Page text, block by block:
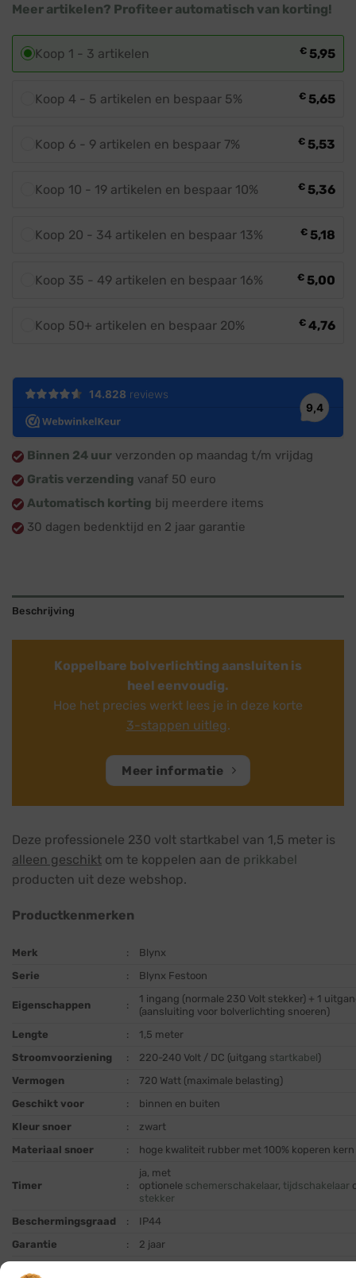
Meer artikelen? Profiteer automatisch van korting!
Koop 1 - 3 artikelen € 5,95
Koop 4 - 5 artikelen en bespaar 5% € 5,65
Koop 6 - 9 artikelen en bespaar 7% € 5,53
Koop 10 - 19 artikelen en bespaar 10% € 5,36
Koop 20 - 34 artikelen en bespaar 13% € 5,18
Koop 35 - 49 artikelen en bespaar 16% € 5,00
Koop 50+ artikelen en bespaar 20% € 4,76
Binnen 24 uur verzonden op maandag t/m vrijdag
Gratis verzending vanaf 50 euro
Automatisch korting bij meerdere items
30 dagen bedenktijd en 2 jaar garantie
Beschrijving
Koppelbare bolverlichting aansluiten is
heel eenvoudig.
Hoe het precies werkt lees je in deze korte
3-stappen uitleg.
Meer informatie
Deze professionele 230 volt startkabel van 1,5 meter is
alleen geschikt om te koppelen aan de prikkabel
producten uit deze webshop.
Productkenmerken
Merk :
Blynx
Serie
: Blynx Festoon
Eigenschappen :
1 ingang (normale 230 Volt stekker) + 1
(aansluiting voor bolverlichting snoeren)
Lengte
:
1,5 meter
Stroomvoorziening
: 220-240 Volt / DC (uitgang startkabel)
Vermogen
:
720 Watt (maximale belasting)
Geschikt voor
:
binnen en buiten
Kleur snoer
:
zwart
Materiaal snoer
: hoge kwaliteit rubber met 100% koperen kern
Timer :
ja, met
optionele schemerschakelaar, tijdschakelaar
stekker
Beschermingsgraad
:
IP44
Garantie
:
2 jaar